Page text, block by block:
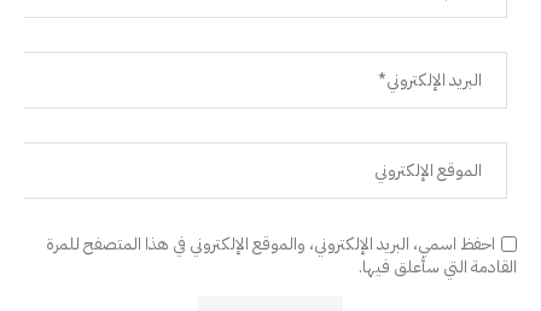
احفظ اسمي، البريد الإلكتروني، والموقع الإلكتروني في هذا المتصفح للمرة
القادمة التي سأعلق فيها.